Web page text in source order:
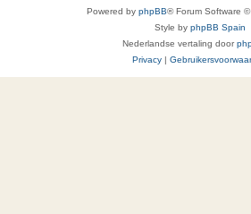
Powered by phpBB® Forum Software
Style by phpBB Spain
Nederlandse vertaling door
Privacy